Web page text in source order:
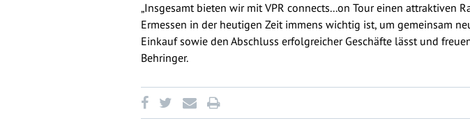
„Insgesamt bieten wir mit VPR connects...on Tour einen attraktiven
Ermessen in der heutigen Zeit immens wichtig ist, um gemeinsam
Einkauf sowie den Abschluss erfolgreicher Geschäfte lässt und
Behringer.